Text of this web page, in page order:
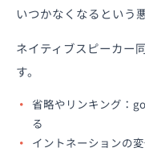
いつかなくなるという
ネイティブスピーカー
す。
省略やリンキング：
る
イントネーションの